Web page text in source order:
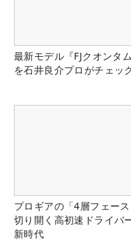
最新モデル『FJクオンタム
を石井良介プロがチェッ
プロギアの「4層フェー
切り開く高初速ドライバ
新時代